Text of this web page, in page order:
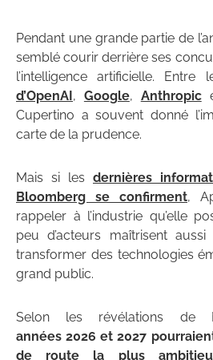
Pendant une grande partie de
semblé courir derrière ses
l’intelligence artificielle. Entre
d’OpenAI, Google, Anthropic
Cupertino a souvent donné
carte de la prudence.
Mais si les dernières
Bloomberg se confirment,
rappeler à l’industrie qu’elle
peu d’acteurs maîtrisent
transformer des technologies
grand public.
Selon les révélations de
années 2026 et 2027
de route la plus